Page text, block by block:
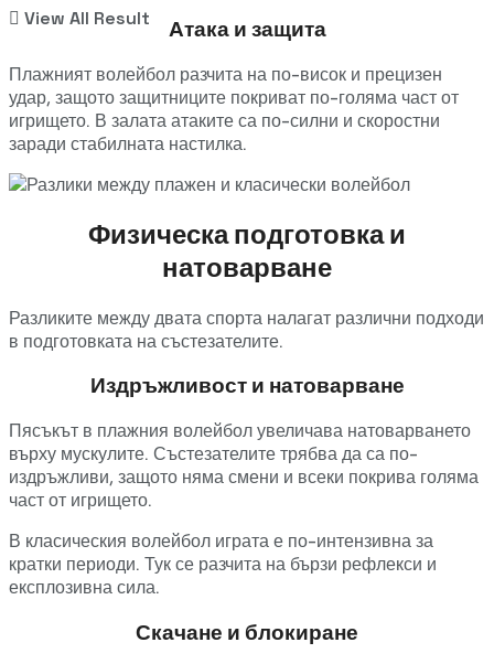
View All Result Атака и защита
Плажният волейбол разчита на по-висок и прецизен
удар, защото защитниците покриват по-голяма част от
игрището. В залата атаките са по-силни и скоростни
заради стабилната настилка.
Физическа подготовка и
натоварване
Разликите между двата спорта налагат различни подходи
в подготовката на състезателите.
Издръжливост и натоварване
Пясъкът в плажния волейбол увеличава натоварването
върху мускулите. Състезателите трябва да са по-
издръжливи, защото няма смени и всеки покрива голяма
част от игрището.
В класическия волейбол играта е по-интензивна за
кратки периоди. Тук се разчита на бързи рефлекси и
експлозивна сила.
Скачане и блокиране